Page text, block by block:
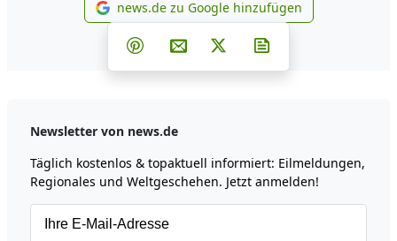
news.de zu Google
news.de zu Google hinzufügen
Teilen auf Facebook
Teilen auf Whatsapp
Teilen auf Telegram
Teilen auf Pinterest
Per E-Mail teilen
Post auf X
Newsletter von news.de
Täglich kostenlos & topaktuell informiert: Eilmeldungen,
Regionales und Weltgeschehen. Jetzt anmelden!